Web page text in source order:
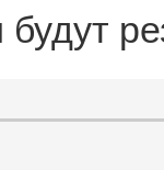
будут